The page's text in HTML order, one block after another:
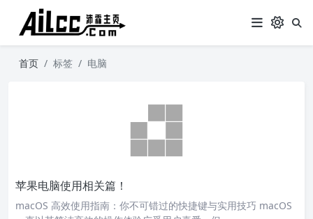
首页 标签 电脑
苹果电脑使用相关篇！
macOS 高效使用指南：你不可错过的快捷键与实用技巧 macOS